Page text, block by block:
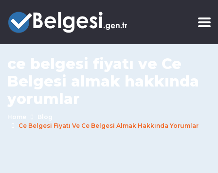
ce belgesi fiyatı ve Ce
Belgesi almak hakkında
yorumlar
Home
Blog
Ce Belgesi Fiyatı Ve Ce Belgesi Almak Hakkında Yorumlar